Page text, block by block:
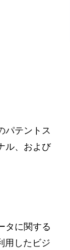
パテントス
ル、および
タに関する
用したビジ